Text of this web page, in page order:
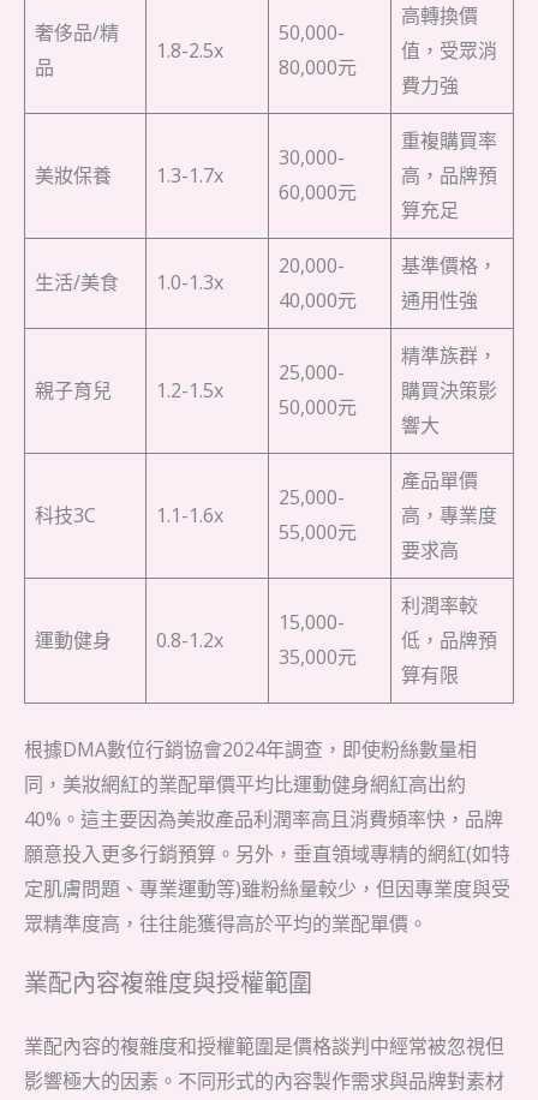
奢侈品/精
品
1.8-2.5x
50,000-
80,000元
高轉換價
值，受眾消
費力強
美妝保養 1.3-1.7x
30,000-
60,000元
重複購買率
高，品牌預
算充足
生活/美食 1.0-1.3x
20,000-
40,000元
基準價格，
通用性強
親子育兒 1.2-1.5x
25,000-
50,000元
精準族群，
購買決策影
響大
科技3C 1.1-1.6x
25,000-
55,000元
產品單價
高，專業度
要求高
運動健身 0.8-1.2x
15,000-
35,000元
利潤率較
低，品牌預
算有限
根據DMA數位行銷協會2024年調查，即使粉絲數量相
同，美妝網紅的業配單價平均比運動健身網紅高出約
40%。這主要因為美妝產品利潤率高且消費頻率快，品牌
願意投入更多行銷預算。另外，垂直領域專精的網紅(如特
定肌膚問題、專業運動等)雖粉絲量較少，但因專業度與受
眾精準度高，往往能獲得高於平均的業配單價。
業配內容複雜度與授權範圍
業配內容的複雜度和授權範圍是價格談判中經常被忽視但
影響極大的因素。不同形式的內容製作需求與品牌對素材